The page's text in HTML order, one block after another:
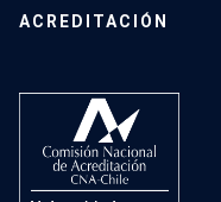
ACREDITACIÓN